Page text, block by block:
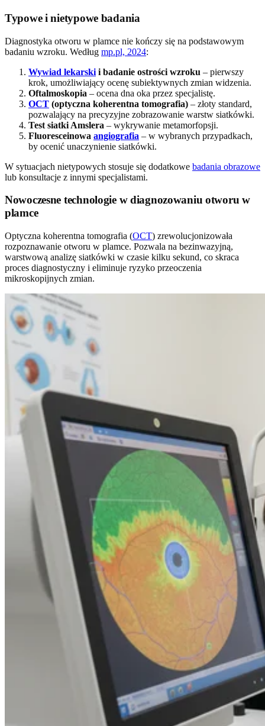
Typowe i nietypowe badania
Diagnostyka otworu w plamce nie kończy się na podstawowym
badaniu wzroku. Według mp.pl, 2024:
Wywiad lekarski i badanie ostrości wzroku – pierwszy
krok, umożliwiający ocenę subiektywnych zmian widzenia.
Oftalmoskopia – ocena dna oka przez specjalistę.
OCT (optyczna koherentna tomografia) – złoty standard,
pozwalający na precyzyjne zobrazowanie warstw siatkówki.
Test siatki Amslera – wykrywanie metamorfopsji.
Fluoresceinowa angiografia – w wybranych przypadkach,
by ocenić unaczynienie siatkówki.
W sytuacjach nietypowych stosuje się dodatkowe badania obrazowe
lub konsultacje z innymi specjalistami.
Nowoczesne technologie w diagnozowaniu otworu w
plamce
Optyczna koherentna tomografia (OCT) zrewolucjonizowała
rozpoznawanie otworu w plamce. Pozwala na bezinwazyjną,
warstwową analizę siatkówki w czasie kilku sekund, co skraca
proces diagnostyczny i eliminuje ryzyko przeoczenia
mikroskopijnych zmian.